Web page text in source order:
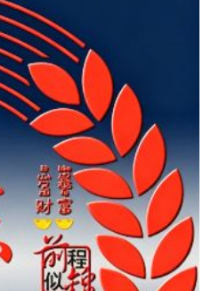
亲子头像
凤凰头像
公司头像
古风头像
励志头像